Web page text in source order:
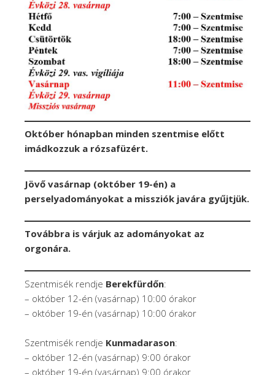
Október hónapban minden szentmise előtt
imádkozzuk a rózsafüzért.
Jövő vasárnap (október 19-én) a
perselyadományokat a missziók javára gyűjtjük.
Továbbra is várjuk az adományokat az
orgonára.
Szentmisék rendje Berekfürdőn:
– október 12-én (vasárnap) 10:00 órakor
– október 19-én (vasárnap) 10:00 órakor
Szentmisék rendje Kunmadarason:
– október 12-én (vasárnap) 9:00 órakor
– október 19-én (vasárnap) 9:00 órakor